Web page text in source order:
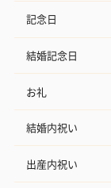
記念日
結婚記念日
お礼
結婚内祝い
出産内祝い